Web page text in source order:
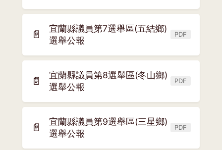
新
視
窗)
📄
宜蘭縣議員第7選舉區(五結鄉)
選舉公報
PDF
(另
新
視
窗)
📄
宜蘭縣議員第8選舉區(冬山鄉)
選舉公報
PDF
(另
新
視
窗)
📄
宜蘭縣議員第9選舉區(三星鄉)
選舉公報
PDF
(另